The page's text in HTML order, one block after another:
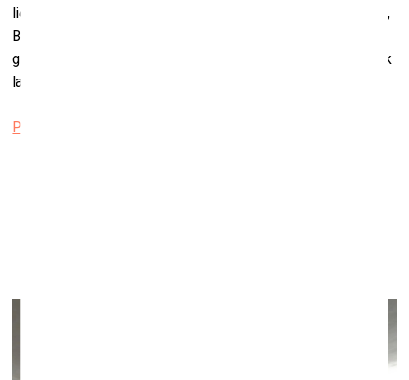
lielmeistari kā Velaskess, Goija, El Greko, Ticiāns, Rubenss,
Boss, Rembrants u.c., lielāko uzsvaru liekot uz Spānijas
glezniecību, kas lielākai daļai Latvijas iedzīvotāju vēl nav tik
labi pazīstama.
Projekts “Prado Rīgas ielās” / Esplanāde